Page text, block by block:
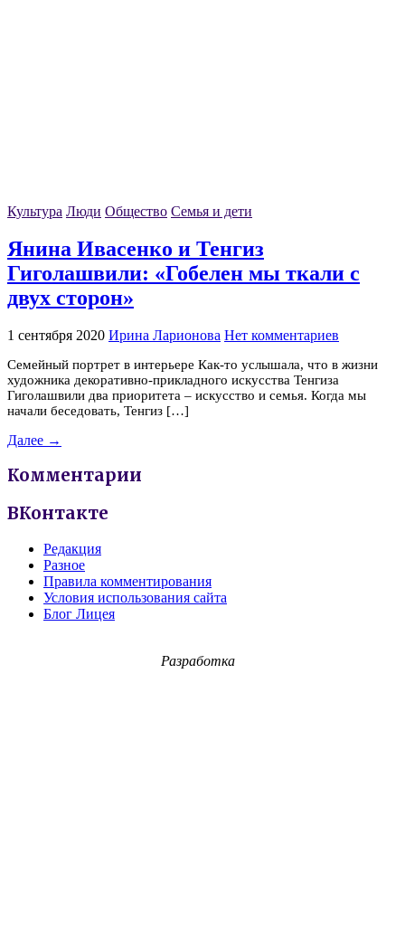
Культура Люди Общество Семья и дети
Янина Ивасенко и Тенгиз
Гиголашвили: «Гобелен мы ткали с
двух сторон»
1 сентября 2020 Ирина Ларионова Нет комментариев
Семейный портрет в интерьере Как-то услышала, что в жизни
художника декоративно-прикладного искусства Тенгиза
Гиголашвили два приоритета – искусство и семья. Когда мы
начали беседовать, Тенгиз […]
Далее →
Комментарии
ВКонтакте
Редакция
Разное
Правила комментирования
Условия использования сайта
Блог Лицея
Разработка